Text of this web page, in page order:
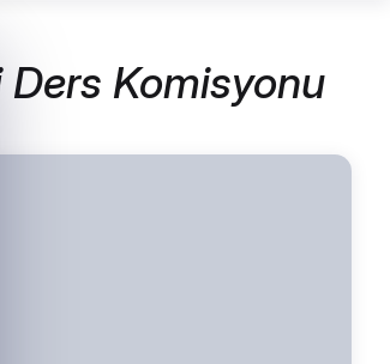
Komisyonu